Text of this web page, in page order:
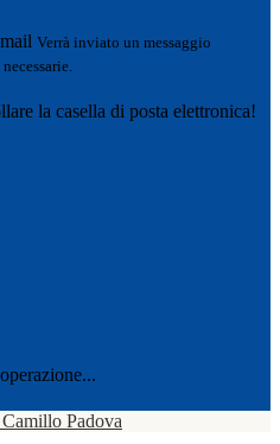
Verrà inviato un messaggio
la casella di posta elettronica!